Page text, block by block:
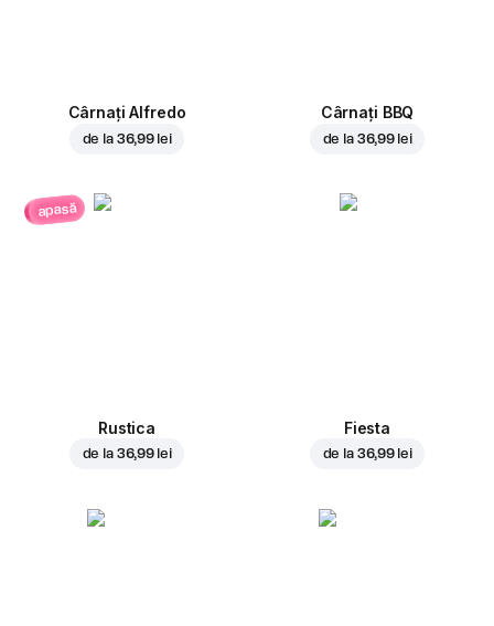
Cârnați Alfredo
de la 36,99 lei
Cârnați BBQ
de la 36,99 lei
apasă
Rustica
de la 36,99 lei
Fiesta
de la 36,99 lei